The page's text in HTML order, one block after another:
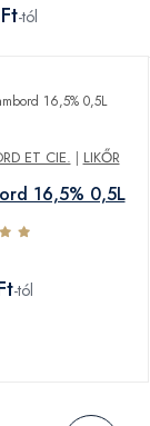
-tól
ET CIE. | LIKŐR
16,5% 0,5L
-tól